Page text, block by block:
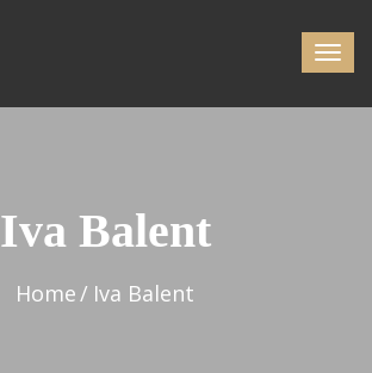
Iva Balent
Home Iva Balent